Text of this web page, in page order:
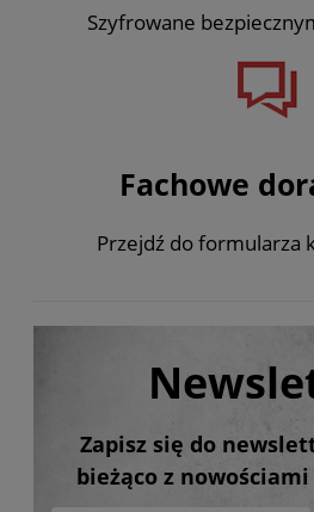
Szyfrowane
Fachowe
Przejdź do formularza
Zapisz się do
bieżąco z